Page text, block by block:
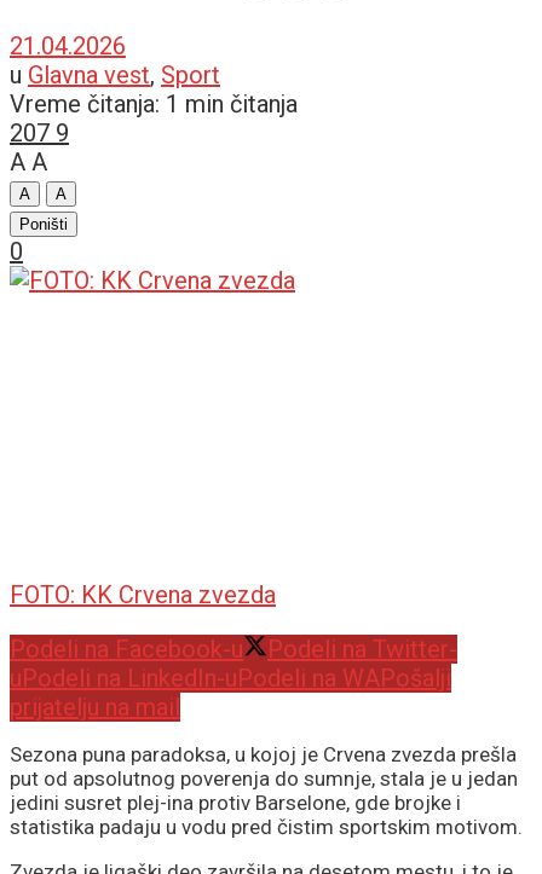
21.04.2026
u Glavna vest, Sport
Vreme čitanja: 1 min čitanja
207 9
A A
A
A
Poništi
0
FOTO: KK Crvena zvezda
Podeli na Facebook-u
Podeli na Twitter-
uPodeli na LinkedIn-uPodeli na WAPošalji
prijatelju na mail
Sezona puna paradoksa, u kojoj je Crvena zvezda prešla
put od apsolutnog poverenja do sumnje, stala je u jedan
jedini susret plej-ina protiv Barselone, gde brojke i
statistika padaju u vodu pred čistim sportskim motivom.